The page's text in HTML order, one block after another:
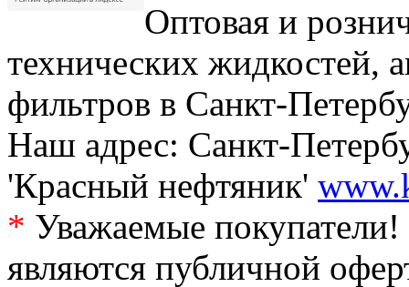
Оптовая и
технических жидкостей,
фильтров в Санкт-
Наш адрес: Санкт-
'Красный нефтяник'
* Уважаемые
являются публичной